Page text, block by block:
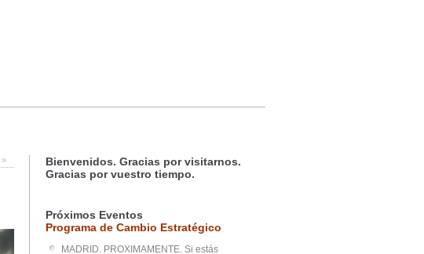
»
Bienvenidos. Gracias por visitarnos.
Gracias por vuestro tiempo.
Próximos Eventos
Programa de Cambio Estratégico
MADRID. PROXIMAMENTE. Si estás